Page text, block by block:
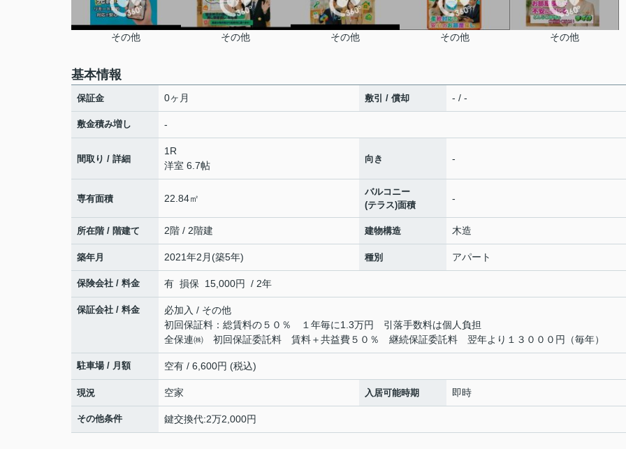
その他 その他 その他 その他 その他
基本情報
保証金 0ヶ月 敷引 / 償却 - / -
敷金積み増し -
間取り / 詳細
1R
洋室 6.7帖
向き -
専有面積 22.84㎡
バルコニー
(テラス)面積
-
所在階 / 階建て 2階 / 2階建 建物構造 木造
築年月 2021年2月(築5年) 種別 アパート
保険会社 / 料金 有 損保 15,000円 / 2年
保証会社 / 料金
必加入 / その他
初回保証料：総賃料の５０％ １年毎に1.3万円 引落手数料は個人負担
全保連㈱ 初回保証委託料 賃料＋共益費５０％ 継続保証委託料 翌年より１３０００円（毎年）
駐車場 / 月額 空有 / 6,600円 (税込)
現況 空家 入居可能時期 即時
その他条件 鍵交換代:2万2,000円